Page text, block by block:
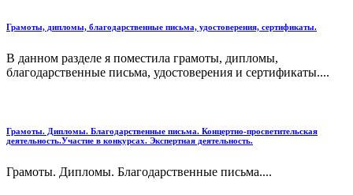
Грамоты, дипломы, благодарственные письма, удостоверения, сертификаты.
В данном разделе я поместила грамоты, дипломы,
благодарственные письма, удостоверения и сертификаты....
Грамоты. Дипломы. Благодарственные письма. Концертно-просветительская
деятельность.Участие в конкурсах. Экспертная деятельность.
Грамоты. Дипломы. Благодарственные письма....